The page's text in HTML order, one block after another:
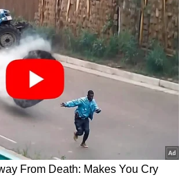
ಈ ಫೋಟೊದಲ್ಲಿ ಮಗಳಲ್ಲಿ
ಹಿಡಿದು, ನಾಲಗೆಯನ್ನು ಹೊರ
ಕಾಣಬಹುದು.
ಆಗಿದ್ದು, ಇದನ್ನ ನೋಡಿ
ಇಷ್ಟಪಟ್ಟಿದ್ದಾರೆ. ಕಿಚ್ಚ ತುಂಬಾನೆ
Cinema News), ಟಿವಿ
TV Shows), ಸೆಲೆಬ್ರಿಟಿ
ಸುದ್ದಿಗಳಿಗಾಗಿ ಏಷ್ಯಾನೆಟ್
ಮನರಂಜನಾ ವಿಭಾಗ ನೋಡಿ.
Kannada Movies Review),
ಧಾರಾವಾಹಿ ಅಪ್‌ಡೇಟ್ಸ್‌,
OTT ರಿಲೀಸ್‌ಗಳ ಬಗ್ಗೆ